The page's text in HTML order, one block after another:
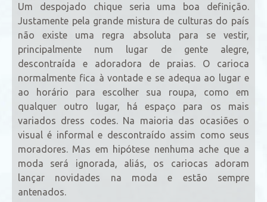
Um despojado chique seria uma boa definição.
Justamente pela grande mistura de culturas do país
não existe uma regra absoluta para se vestir,
principalmente num lugar de gente alegre,
descontraída e adoradora de praias. O carioca
normalmente fica à vontade e se adequa ao lugar e
ao horário para escolher sua roupa, como em
qualquer outro lugar, há espaço para os mais
variados dress codes. Na maioria das ocasiões o
visual é informal e descontraído assim como seus
moradores. Mas em hipótese nenhuma ache que a
moda será ignorada, aliás, os cariocas adoram
lançar novidades na moda e estão sempre
antenados.